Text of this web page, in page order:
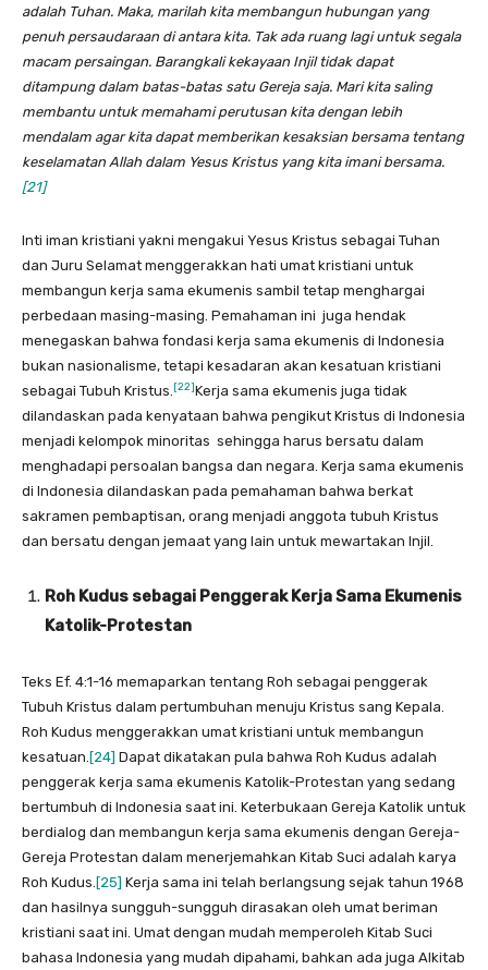
adalah Tuhan. Maka, marilah kita membangun hubungan yang
penuh persaudaraan di antara kita. Tak ada ruang lagi untuk segala
macam persaingan. Barangkali kekayaan Injil tidak dapat
ditampung dalam batas-batas satu Gereja saja. Mari kita saling
membantu untuk memahami perutusan kita dengan lebih
mendalam agar kita dapat memberikan kesaksian bersama tentang
keselamatan Allah dalam Yesus Kristus yang kita imani bersama.
[21]
Inti iman kristiani yakni mengakui Yesus Kristus sebagai Tuhan
dan Juru Selamat menggerakkan hati umat kristiani untuk
membangun kerja sama ekumenis sambil tetap menghargai
perbedaan masing-masing. Pemahaman ini juga hendak
menegaskan bahwa fondasi kerja sama ekumenis di Indonesia
bukan nasionalisme, tetapi kesadaran akan kesatuan kristiani
sebagai Tubuh Kristus. [22]Kerja sama ekumenis juga tidak
dilandaskan pada kenyataan bahwa pengikut Kristus di Indonesia
menjadi kelompok minoritas sehingga harus bersatu dalam
menghadapi persoalan bangsa dan negara. Kerja sama ekumenis
di Indonesia dilandaskan pada pemahaman bahwa berkat
sakramen pembaptisan, orang menjadi anggota tubuh Kristus
dan bersatu dengan jemaat yang lain untuk mewartakan Injil.
Roh Kudus sebagai Penggerak Kerja Sama Ekumenis
Katolik-Protestan
Teks Ef. 4:1-16 memaparkan tentang Roh sebagai penggerak
Tubuh Kristus dalam pertumbuhan menuju Kristus sang Kepala.
Roh Kudus menggerakkan umat kristiani untuk membangun
kesatuan. [24] Dapat dikatakan pula bahwa Roh Kudus adalah
penggerak kerja sama ekumenis Katolik-Protestan yang sedang
bertumbuh di Indonesia saat ini. Keterbukaan Gereja Katolik untuk
berdialog dan membangun kerja sama ekumenis dengan Gereja-
Gereja Protestan dalam menerjemahkan Kitab Suci adalah karya
Roh Kudus. [25] Kerja sama ini telah berlangsung sejak tahun 1968
dan hasilnya sungguh-sungguh dirasakan oleh umat beriman
kristiani saat ini. Umat dengan mudah memperoleh Kitab Suci
bahasa Indonesia yang mudah dipahami, bahkan ada juga Alkitab